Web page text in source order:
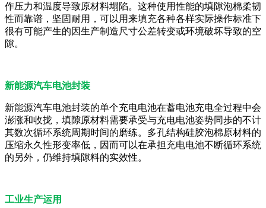
作压力和温度导致原材料塌陷。这种使用性能的填隙泡棉柔韧
性而靠谱，坚固耐用，可以用来填充各种各样实际操作标准下
很有可能产生的因生产制造尺寸公差转变或环境破坏导致的空
隙。
新能源汽车电池封装
新能源汽车电池封装的单个充电电池在蓄电池充电全过程中会
澎涨和收拢，填隙原材料需要承受与充电电池姿势同歩的不计
其数次循环系统周期时间的磨练。多孔结构硅胶泡棉原材料的
压缩永久性形变率低，因而可以在承担充电电池不断循环系统
的另外，仍维持填隙料的实效性。
工业生产运用